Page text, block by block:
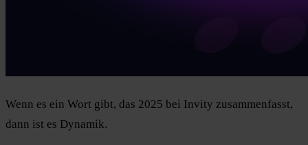
Wenn es ein Wort gibt, das 2025 bei Invity zusammenfasst,
dann ist es Dynamik.